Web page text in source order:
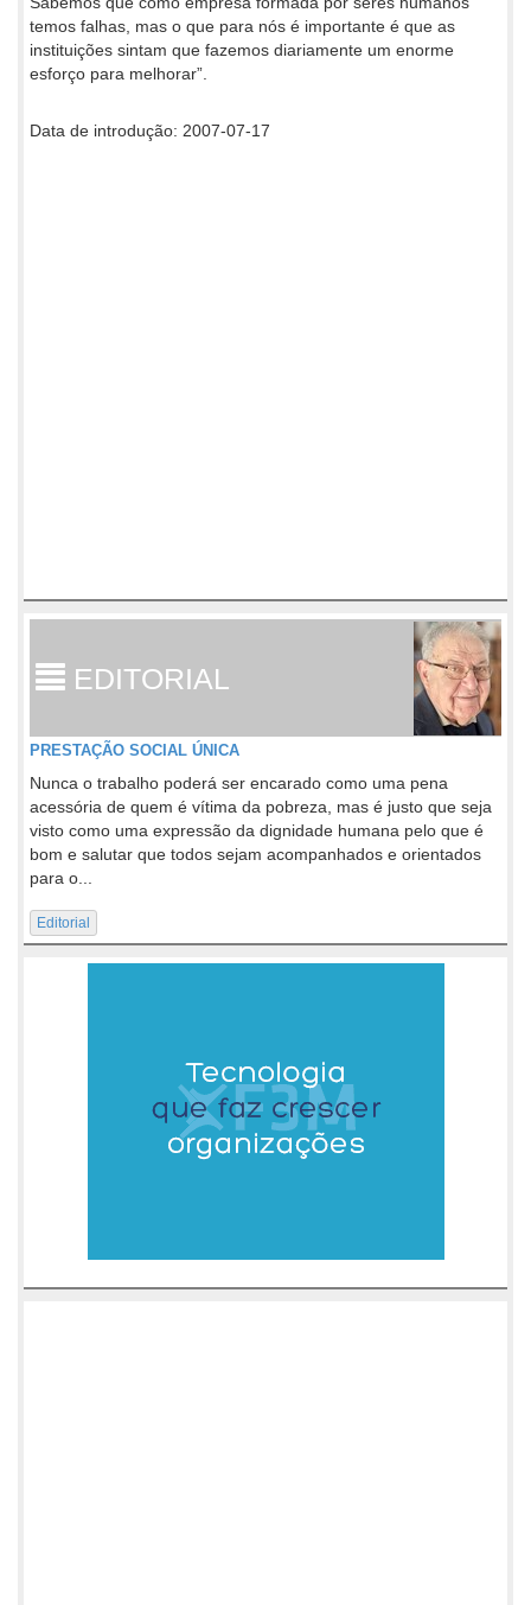
temos falhas, mas o que para nós é importante é que as
instituições sintam que fazemos diariamente um enorme
esforço para melhorar”.
Data de introdução: 2007-07-17
EDITORIAL
PRESTAÇÃO SOCIAL ÚNICA
Nunca o trabalho poderá ser encarado como uma pena
acessória de quem é vítima da pobreza, mas é justo que seja
visto como uma expressão da dignidade humana pelo que é
bom e salutar que todos sejam acompanhados e orientados
para o...
Editorial